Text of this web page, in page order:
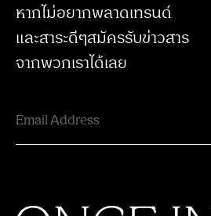
หากไม่อยากพลาดเทรนด์
และสาระดีๆสมัครรับข่าวสาร
จากพวกเราได้เลย